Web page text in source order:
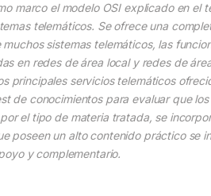
marco el modelo OSI explicado en el
telemáticos. Se ofrece una
sistemas telemáticos, las
en redes de área local y redes de
principales servicios telemáticos
de conocimientos para evaluar que
el tipo de materia tratada, se
poseen un alto contenido práctico se
y complementario.